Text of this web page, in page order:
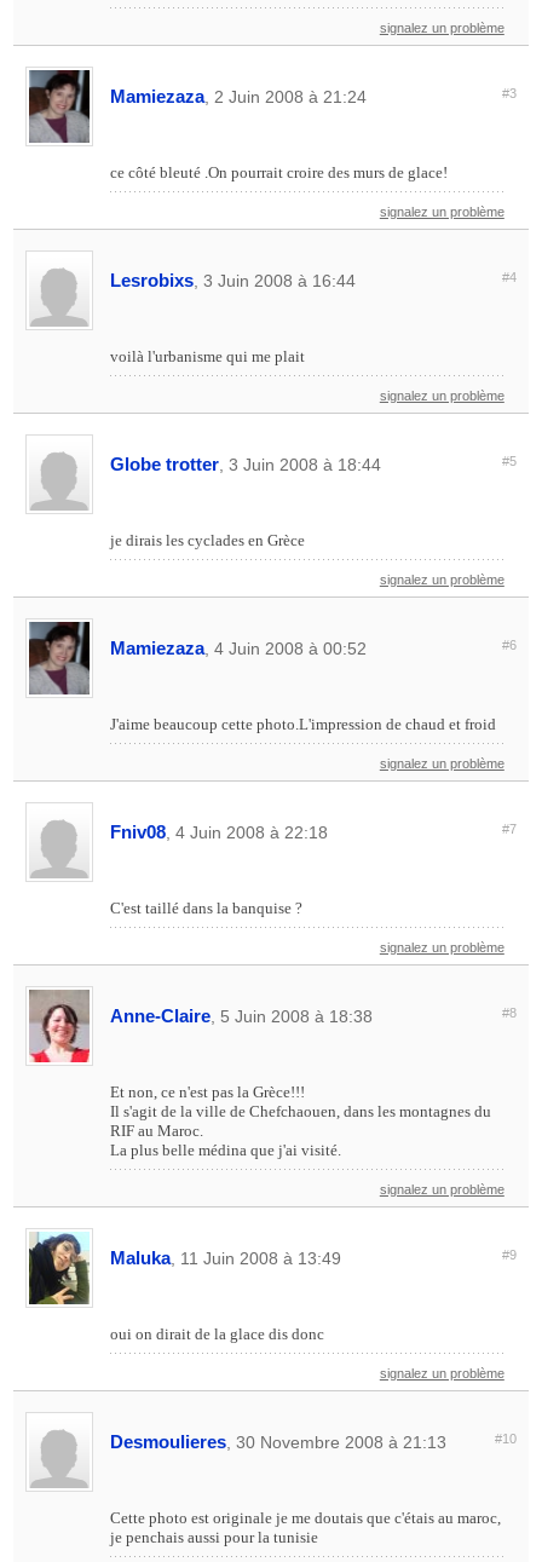
signalez un problème
Mamiezaza, 2 Juin 2008 à 21:24 #3
ce côté bleuté .On pourrait croire des murs de glace!
signalez un problème
Lesrobixs, 3 Juin 2008 à 16:44 #4
voilà l'urbanisme qui me plait
signalez un problème
Globe trotter, 3 Juin 2008 à 18:44 #5
je dirais les cyclades en Grèce
signalez un problème
Mamiezaza, 4 Juin 2008 à 00:52 #6
J'aime beaucoup cette photo.L'impression de chaud et froid
signalez un problème
Fniv08, 4 Juin 2008 à 22:18 #7
C'est taillé dans la banquise ?
signalez un problème
Anne-Claire, 5 Juin 2008 à 18:38 #8
Et non, ce n'est pas la Grèce!!!
Il s'agit de la ville de Chefchaouen, dans les montagnes du
RIF au Maroc.
La plus belle médina que j'ai visité.
signalez un problème
Maluka, 11 Juin 2008 à 13:49 #9
oui on dirait de la glace dis donc
signalez un problème
Desmoulieres, 30 Novembre 2008 à 21:13 #10
Cette photo est originale je me doutais que c'étais au maroc,
je penchais aussi pour la tunisie